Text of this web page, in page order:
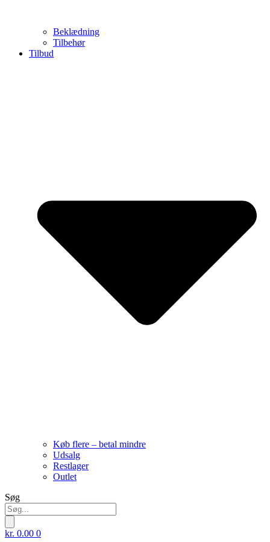
Beklædning
Tilbehør
Tilbud
Køb flere – betal mindre
Udsalg
Restlager
Outlet
Søg
kr. 0.00 0